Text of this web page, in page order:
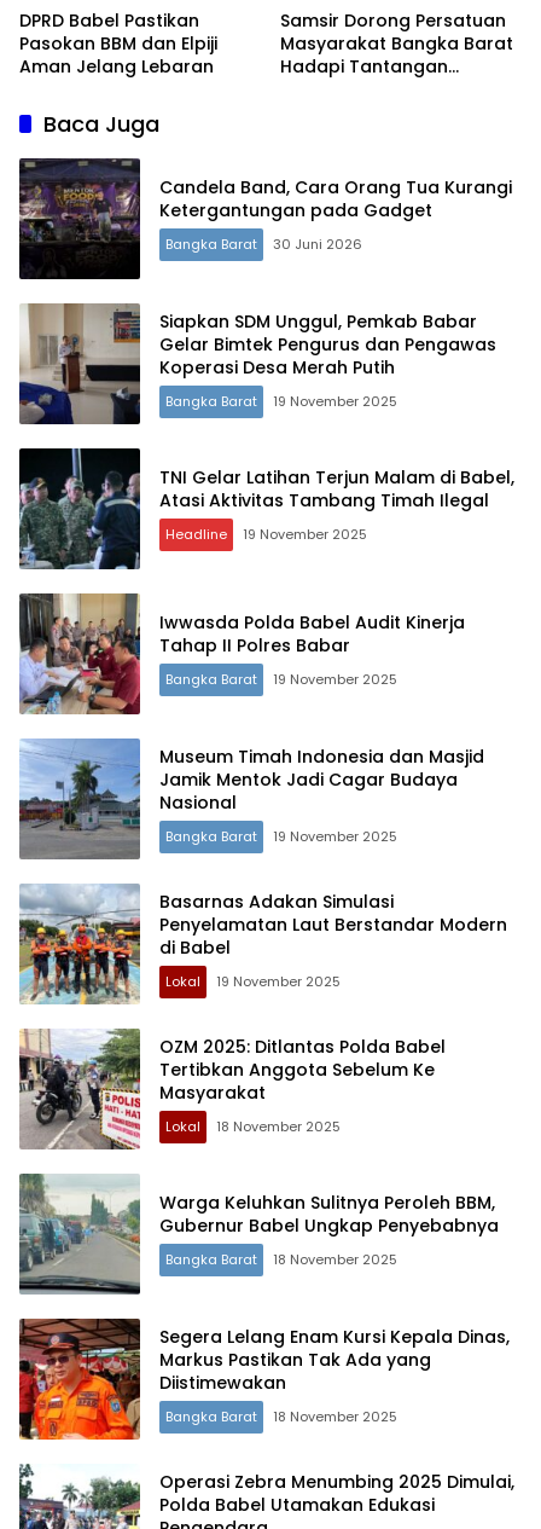
Terdepan Menyorot Fakta.
DPRD Babel Pastikan
Pasokan BBM dan Elpiji
Aman Jelang Lebaran
Samsir Dorong Persatuan
Masyarakat Bangka Barat
Hadapi Tantangan
Baca Juga
Candela Band, Cara Orang Tua Kurangi
Ketergantungan pada Gadget
Bangka Barat 30 Juni 2026
Siapkan SDM Unggul, Pemkab Babar
Gelar Bimtek Pengurus dan Pengawas
Koperasi Desa Merah Putih
Bangka Barat 19 November 2025
TNI Gelar Latihan Terjun Malam di Babel,
Atasi Aktivitas Tambang Timah Ilegal
Headline 19 November 2025
Iwwasda Polda Babel Audit Kinerja
Tahap II Polres Babar
Bangka Barat 19 November 2025
Museum Timah Indonesia dan Masjid
Jamik Mentok Jadi Cagar Budaya
Nasional
Bangka Barat 19 November 2025
Basarnas Adakan Simulasi
Penyelamatan Laut Berstandar Modern
di Babel
Lokal 19 November 2025
OZM 2025: Ditlantas Polda Babel
Tertibkan Anggota Sebelum Ke
Masyarakat
Lokal 18 November 2025
Warga Keluhkan Sulitnya Peroleh BBM,
Gubernur Babel Ungkap Penyebabnya
Bangka Barat 18 November 2025
Segera Lelang Enam Kursi Kepala Dinas,
Markus Pastikan Tak Ada yang
Diistimewakan
Bangka Barat 18 November 2025
Operasi Zebra Menumbing 2025 Dimulai,
Polda Babel Utamakan Edukasi